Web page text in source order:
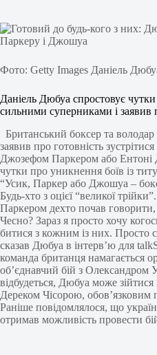
Фото: Getty Images Даніель
Даніель Дюбуа спростовує
сильними суперниками і заявив
Британський боксер та
заявив про готовність
Джозефом Паркером або
чутки про уникнення боїв із
“Усик, Паркер або Джошуа –
Будь-хто з оцієї “великої
Паркером дехто почав
Чесно? Зараз я просто хочу
битися з кожним із них. Просто
сказав Дюбуа в інтерв’ю для
команда британця намагається
об’єднавчий бій з Олександром
відбудеться, Дюбуа може зійтися
Дереком Чісорою,
Раніше повідомлялося, що
отримав можливість провести